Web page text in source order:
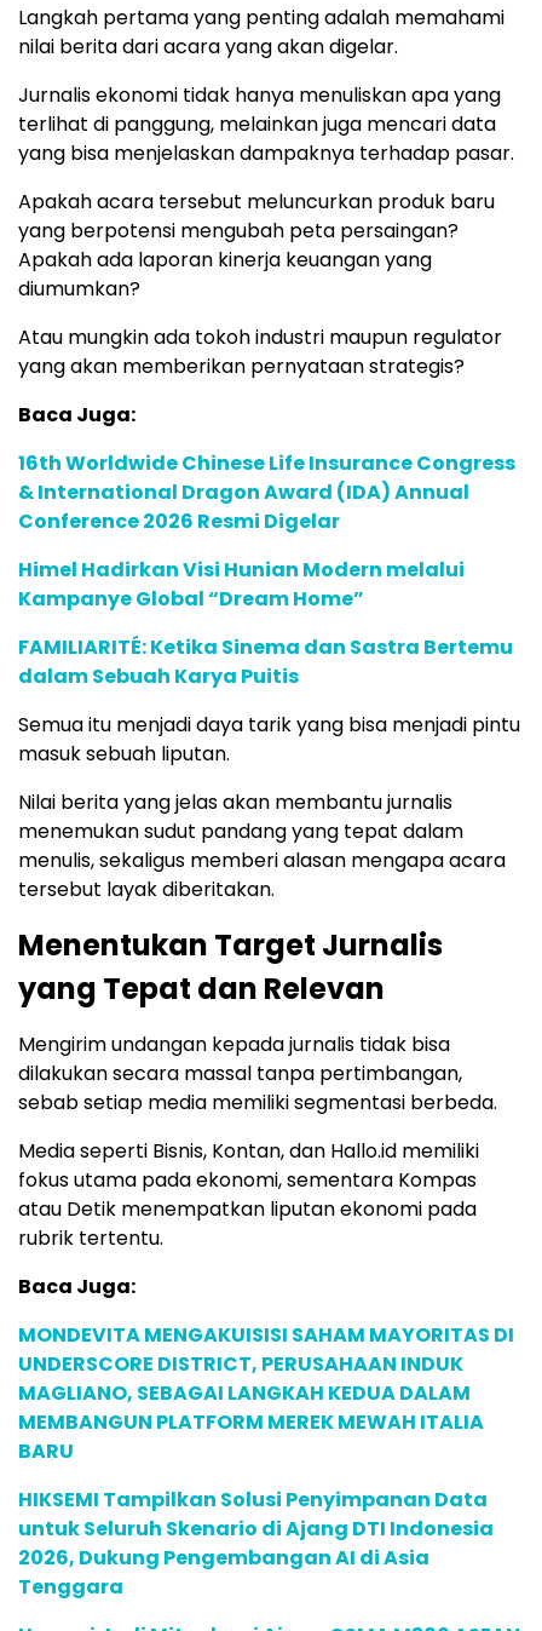
Langkah pertama yang penting adalah memahami
nilai berita dari acara yang akan digelar.
Jurnalis ekonomi tidak hanya menuliskan apa yang
terlihat di panggung, melainkan juga mencari data
yang bisa menjelaskan dampaknya terhadap pasar.
Apakah acara tersebut meluncurkan produk baru
yang berpotensi mengubah peta persaingan?
Apakah ada laporan kinerja keuangan yang
diumumkan?
Atau mungkin ada tokoh industri maupun regulator
yang akan memberikan pernyataan strategis?
Baca Juga:
16th Worldwide Chinese Life Insurance Congress
& International Dragon Award (IDA) Annual
Conference 2026 Resmi Digelar
Himel Hadirkan Visi Hunian Modern melalui
Kampanye Global “Dream Home”
FAMILIARITÉ: Ketika Sinema dan Sastra Bertemu
dalam Sebuah Karya Puitis
Semua itu menjadi daya tarik yang bisa menjadi pintu
masuk sebuah liputan.
Nilai berita yang jelas akan membantu jurnalis
menemukan sudut pandang yang tepat dalam
menulis, sekaligus memberi alasan mengapa acara
tersebut layak diberitakan.
Menentukan Target Jurnalis
yang Tepat dan Relevan
Mengirim undangan kepada jurnalis tidak bisa
dilakukan secara massal tanpa pertimbangan,
sebab setiap media memiliki segmentasi berbeda.
Media seperti Bisnis, Kontan, dan Hallo.id memiliki
fokus utama pada ekonomi, sementara Kompas
atau Detik menempatkan liputan ekonomi pada
rubrik tertentu.
Baca Juga:
MONDEVITA MENGAKUISISI SAHAM MAYORITAS DI
UNDERSCORE DISTRICT, PERUSAHAAN INDUK
MAGLIANO, SEBAGAI LANGKAH KEDUA DALAM
MEMBANGUN PLATFORM MEREK MEWAH ITALIA
BARU
HIKSEMI Tampilkan Solusi Penyimpanan Data
untuk Seluruh Skenario di Ajang DTI Indonesia
2026, Dukung Pengembangan AI di Asia
Tenggara